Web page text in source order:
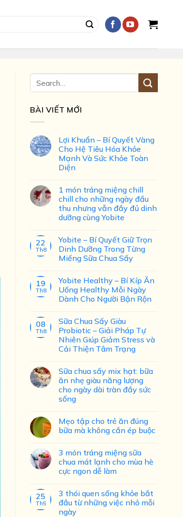
BÀI VIẾT MỚI
Lợi Khuẩn – Bí Quyết Vàng
Cho Hệ Tiêu Hóa Khỏe
Mạnh Và Sức Khỏe Toàn
Diện
1 món tráng miệng chill
chill cho những ngày đầu
thu nhưng vẫn đầy đủ dinh
dưỡng cùng Yobite
22
Th8
Yobite – Bí Quyết Giữ Trọn
Dinh Dưỡng Trong Từng
Miếng Sữa Chua Sấy
19
Th8
Yobite Healthy – Bí Kíp Ăn
Uống Healthy Mỗi Ngày
Dành Cho Người Bận Rộn
08
Th8
Sữa Chua Sấy Giàu
Probiotic – Giải Pháp Tự
Nhiên Giúp Giảm Stress và
Cải Thiện Tâm Trạng
Sữa chua sấy mix hạt: bữa
ăn nhẹ giàu năng lượng
cho ngày dài tràn đầy sức
sống
Mẹo tập cho trẻ ăn đúng
bữa mà không cần ép buộc
3 món tráng miệng sữa
chua mát lạnh cho mùa hè
cực ngon dễ làm
25
Th5
3 thói quen sống khỏe bắt
đầu từ những việc nhỏ mỗi
ngày